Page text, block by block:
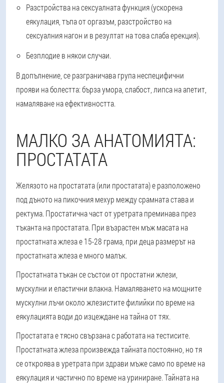
Разстройства на сексуалната функция (ускорена
еякулация, тъпа от оргазъм, разстройство на
сексуалния нагон и в резултат на това слаба ерекция).
Безплодие в някои случаи.
В допълнение, се разграничава група неспецифични
прояви на болестта: бърза умора, слабост, липса на апетит,
намаляване на ефективността.
МАЛКО ЗА АНАТОМИЯТА:
ПРОСТАТАТА
Желязото на простатата (или простатата) е разположено
под дъното на пикочния мехур между срамната става и
ректума. Простатична част от уретрата преминава през
тъканта на простатата. При възрастен мъж масата на
простатната жлеза е 15-28 грама, при деца размерът на
простатната жлеза е много малък.
Простатната тъкан се състои от простатни жлези,
мускулни и еластични влакна. Намаляването на мощните
мускулни лъчи около жлезистите филийки по време на
еякулацията води до изцеждане на тайна от тях.
Простатата е тясно свързана с работата на тестисите.
Простатната жлеза произвежда тайната постоянно, но тя
се откроява в уретрата при здрави мъже само по време на
еякулация и частично по време на уриниране. Тайната на